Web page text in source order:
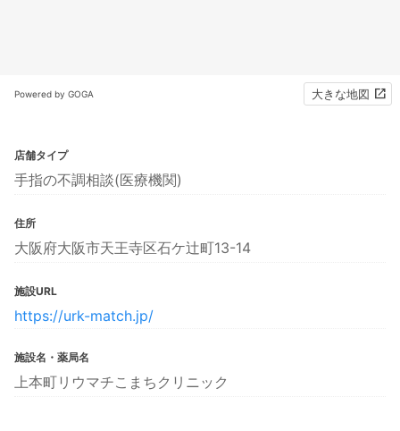
Powered by GOGA 大きな地図
店舗タイプ
手指の不調相談(医療機関)
住所
大阪府大阪市天王寺区石ケ辻町13-14
施設URL
https://urk-match.jp/
施設名・薬局名
上本町リウマチこまちクリニック